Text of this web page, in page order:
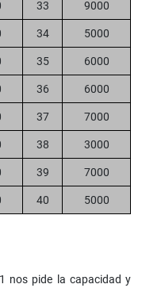
33 9000
34 5000
35 6000
36 6000
37 7000
38 3000
39 7000
40 5000
nos pide la capacidad y